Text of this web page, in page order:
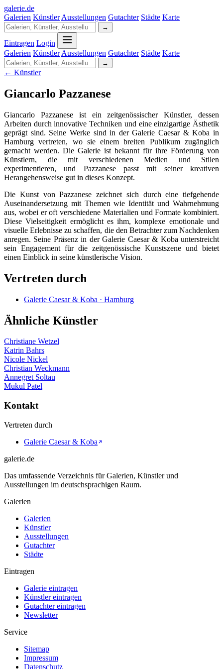
galerie.de
Galerien Künstler Ausstellungen Gutachter Städte Karte
→
Eintragen Login
Galerien Künstler Ausstellungen Gutachter Städte Karte
→
← Künstler
Giancarlo Pazzanese
Giancarlo Pazzanese ist ein zeitgenössischer Künstler, dessen
Arbeiten durch innovative Techniken und eine einzigartige Ästhetik
geprägt sind. Seine Werke sind in der Galerie Caesar & Koba in
Hamburg vertreten, wo sie einem breiten Publikum zugänglich
gemacht werden. Die Galerie ist bekannt für ihre Förderung von
Künstlern, die mit verschiedenen Medien und Stilen
experimentieren, und Pazzanese passt mit seiner kreativen
Herangehensweise gut in dieses Konzept.
Die Kunst von Pazzanese zeichnet sich durch eine tiefgehende
Auseinandersetzung mit Themen wie Identität und Wahrnehmung
aus, wobei er oft verschiedene Materialien und Formate kombiniert.
Diese Vielseitigkeit ermöglicht es ihm, komplexe emotionale und
visuelle Erlebnisse zu schaffen, die den Betrachter zum Nachdenken
anregen. Seine Präsenz in der Galerie Caesar & Koba unterstreicht
sein Engagement für die zeitgenössische Kunstszene und bietet
einen Einblick in seine künstlerische Vision.
Vertreten durch
Galerie Caesar & Koba · Hamburg
Ähnliche Künstler
Christiane Wetzel
Katrin Bahrs
Nicole Nickel
Christian Weckmann
Annegret Soltau
Mukul Patel
Kontakt
Vertreten durch
Galerie Caesar & Koba
galerie.de
Das umfassende Verzeichnis für Galerien, Künstler und
Ausstellungen im deutschsprachigen Raum.
Galerien
Galerien
Künstler
Ausstellungen
Gutachter
Städte
Eintragen
Galerie eintragen
Künstler eintragen
Gutachter eintragen
Newsletter
Service
Sitemap
Impressum
Datenschutz